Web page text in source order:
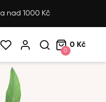
nad 1000 Kč
0
0 Kč